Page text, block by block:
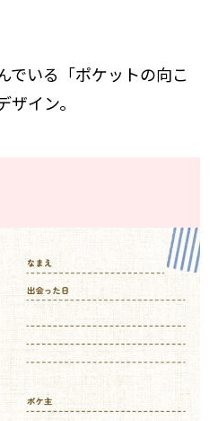
でいる「ポケットの向こ
イン。